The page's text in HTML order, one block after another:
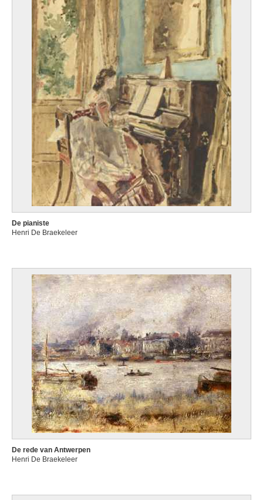
De pianiste
Henri De Braekeleer
De rede van Antwerpen
Henri De Braekeleer